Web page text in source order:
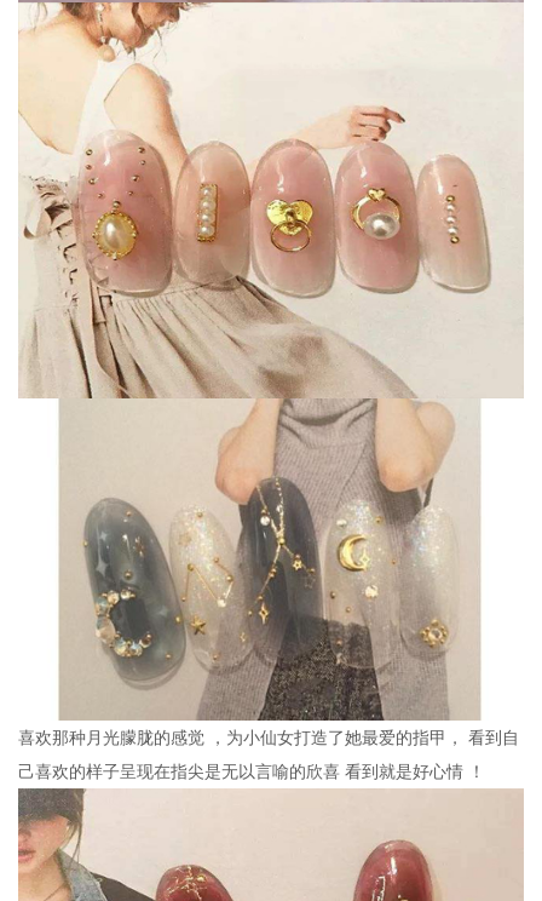
喜欢那种月光朦胧的感觉 ，为小仙女打造了她最爱的指甲， 看到自
己喜欢的样子呈现在指尖是无以言喻的欣喜 看到就是好心情 ！